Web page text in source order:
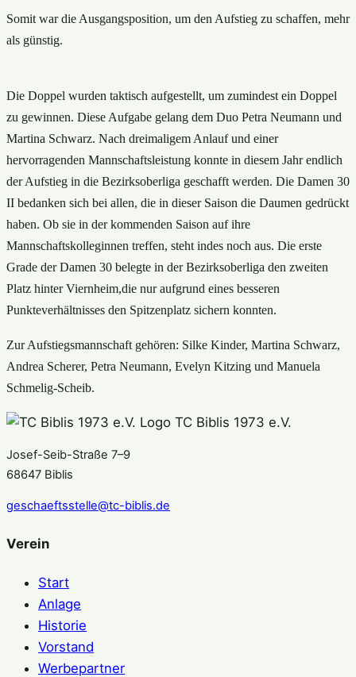
Somit war die Ausgangsposition, um den Aufstieg zu schaffen, mehr
als günstig.
Die Doppel wurden taktisch aufgestellt, um zumindest ein Doppel
zu gewinnen. Diese Aufgabe gelang dem Duo Petra Neumann und
Martina Schwarz. Nach dreimaligem Anlauf und einer
hervorragenden Mannschaftsleistung konnte in diesem Jahr endlich
der Aufstieg in die Bezirksoberliga geschafft werden. Die Damen 30
II bedanken sich bei allen, die in dieser Saison die Daumen gedrückt
haben. Ob sie in der kommenden Saison auf ihre
Mannschaftskolleginnen treffen, steht indes noch aus. Die erste
Grade der Damen 30 belegte in der Bezirksoberliga den zweiten
Platz hinter Viernheim,die nur aufgrund eines besseren
Punkteverhältnisses den Spitzenplatz sichern konnten.
Zur Aufstiegsmannschaft gehören: Silke Kinder, Martina Schwarz,
Andrea Scherer, Petra Neumann, Evelyn Kitzing und Manuela
Schmelig-Scheib.
TC Biblis 1973 e.V.
Josef-Seib-Straße 7–9
68647 Biblis
geschaeftsstelle@tc-biblis.de
Verein
Start
Anlage
Historie
Vorstand
Werbepartner